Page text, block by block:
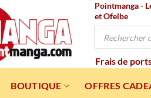
Pointmanga -
et Ofelbe
Recherche
Frais de
BOUTIQUE OFFRES